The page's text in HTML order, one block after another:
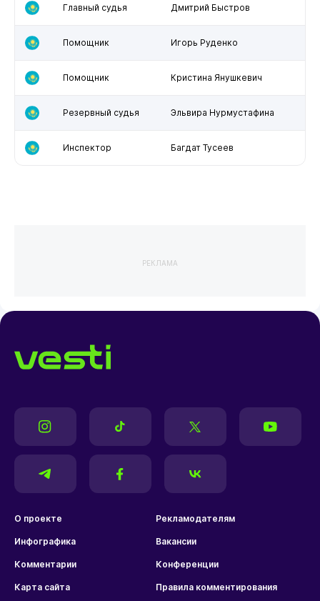
Главный судья Дмитрий Быстров
Помощник Игорь Руденко
Помощник Кристина Янушкевич
Резервный судья Эльвира Нурмустафина
Инспектор Багдат Тусеев
РЕКЛАМА
О проекте Рекламодателям
Инфографика Вакансии
Комментарии Конференции
Карта сайта Правила комментирования